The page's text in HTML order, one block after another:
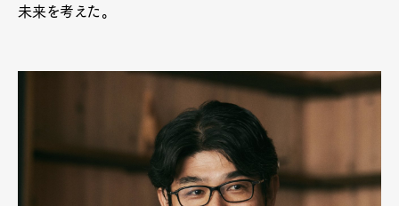
未来を考えた。